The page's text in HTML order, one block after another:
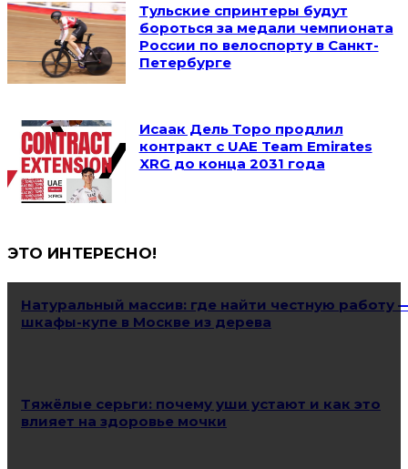
Тульские спринтеры будут
бороться за медали чемпионата
России по велоспорту в Санкт-
Петербурге
Исаак Дель Торо продлил
контракт с UAE Team Emirates
XRG до конца 2031 года
ЭТО ИНТЕРЕСНО!
Натуральный массив: где найти честную работу
шкафы-купе в Москве из дерева
Тяжёлые серьги: почему уши устают и как это
влияет на здоровье мочки